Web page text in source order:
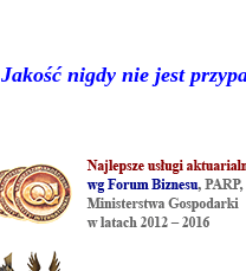
Jakość nigdy nie jest